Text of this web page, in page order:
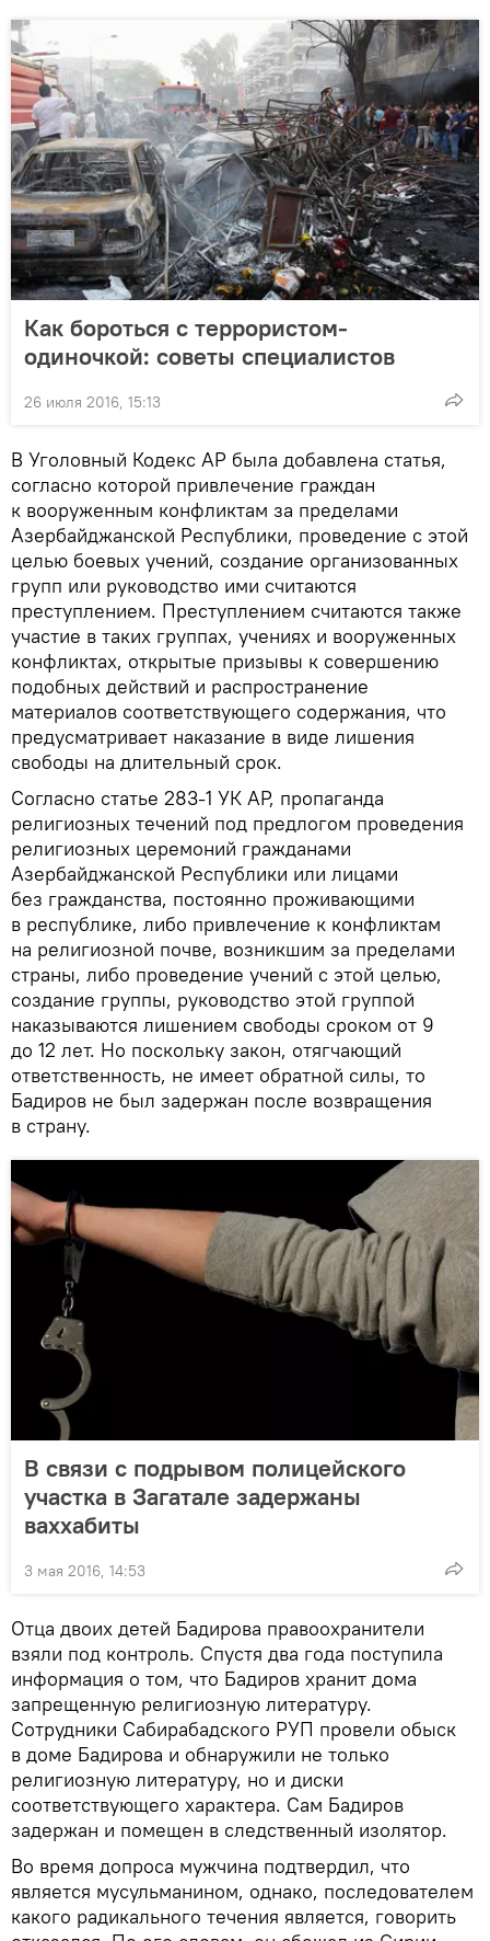
Как бороться с террористом-
одиночкой: советы специалистов
26 июля 2016, 15:13
В Уголовный Кодекс АР была добавлена статья,
согласно которой привлечение граждан
к вооруженным конфликтам за пределами
Азербайджанской Республики, проведение с этой
целью боевых учений, создание организованных
групп или руководство ими считаются
преступлением. Преступлением считаются также
участие в таких группах, учениях и вооруженных
конфликтах, открытые призывы к совершению
подобных действий и распространение
материалов соответствующего содержания, что
предусматривает наказание в виде лишения
свободы на длительный срок.
Согласно статье 283-1 УК АР, пропаганда
религиозных течений под предлогом проведения
религиозных церемоний гражданами
Азербайджанской Республики или лицами
без гражданства, постоянно проживающими
в республике, либо привлечение к конфликтам
на религиозной почве, возникшим за пределами
страны, либо проведение учений с этой целью,
создание группы, руководство этой группой
наказываются лишением свободы сроком от 9
до 12 лет. Но поскольку закон, отягчающий
ответственность, не имеет обратной силы, то
Бадиров не был задержан после возвращения
в страну.
В связи с подрывом полицейского
участка в Загатале задержаны
ваххабиты
3 мая 2016, 14:53
Отца двоих детей Бадирова правоохранители
взяли под контроль. Спустя два года поступила
информация о том, что Бадиров хранит дома
запрещенную религиозную литературу.
Сотрудники Сабирабадского РУП провели обыск
в доме Бадирова и обнаружили не только
религиозную литературу, но и диски
соответствующего характера. Сам Бадиров
задержан и помещен в следственный изолятор.
Во время допроса мужчина подтвердил, что
является мусульманином, однако, последователем
какого радикального течения является, говорить